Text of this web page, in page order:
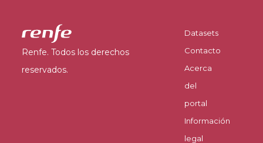
Renfe. Todos los derechos
reservados.
Datasets
Contacto
Acerca
del
portal
Información
legal